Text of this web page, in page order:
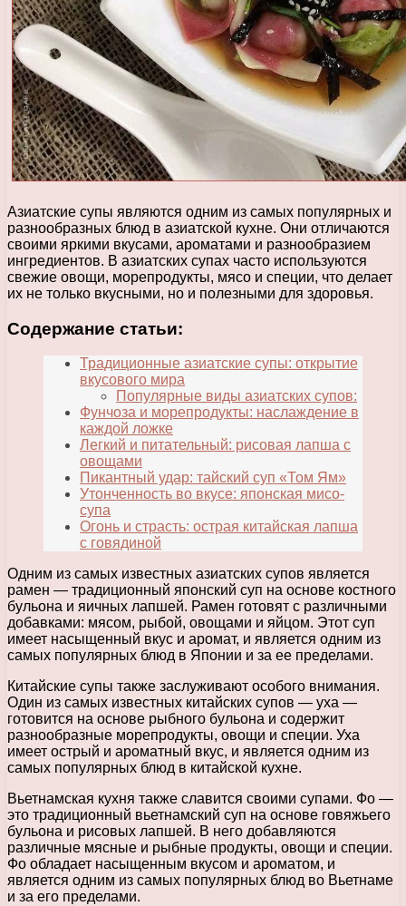
Азиатские супы являются одним из самых популярных и
разнообразных блюд в азиатской кухне. Они отличаются
своими яркими вкусами, ароматами и разнообразием
ингредиентов. В азиатских супах часто используются
свежие овощи, морепродукты, мясо и специи, что делает
их не только вкусными, но и полезными для здоровья.
Содержание статьи:
Традиционные азиатские супы: открытие
вкусового мира
Популярные виды азиатских супов:
Фунчоза и морепродукты: наслаждение в
каждой ложке
Легкий и питательный: рисовая лапша с
овощами
Пикантный удар: тайский суп «Том Ям»
Утонченность во вкусе: японская мисо-
супа
Огонь и страсть: острая китайская лапша
с говядиной
Одним из самых известных азиатских супов является
рамен — традиционный японский суп на основе костного
бульона и яичных лапшей. Рамен готовят с различными
добавками: мясом, рыбой, овощами и яйцом. Этот суп
имеет насыщенный вкус и аромат, и является одним из
самых популярных блюд в Японии и за ее пределами.
Китайские супы также заслуживают особого внимания.
Один из самых известных китайских супов — уха —
готовится на основе рыбного бульона и содержит
разнообразные морепродукты, овощи и специи. Уха
имеет острый и ароматный вкус, и является одним из
самых популярных блюд в китайской кухне.
Вьетнамская кухня также славится своими супами. Фо —
это традиционный вьетнамский суп на основе говяжьего
бульона и рисовых лапшей. В него добавляются
различные мясные и рыбные продукты, овощи и специи.
Фо обладает насыщенным вкусом и ароматом, и
является одним из самых популярных блюд во Вьетнаме
и за его пределами.